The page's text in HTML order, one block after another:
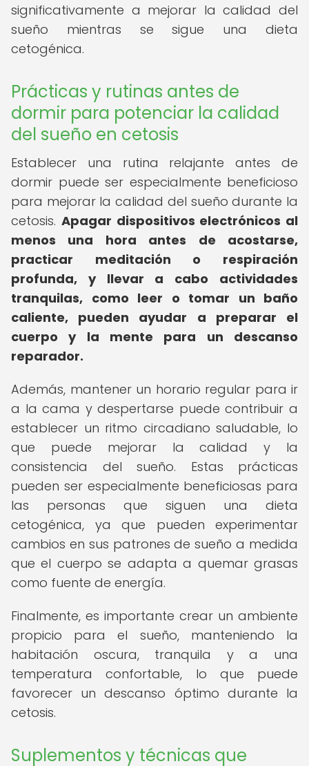
significativamente a mejorar la calidad del
sueño mientras se sigue una dieta
cetogénica.
Prácticas y rutinas antes de
dormir para potenciar la calidad
del sueño en cetosis
Establecer una rutina relajante antes de
dormir puede ser especialmente beneficioso
para mejorar la calidad del sueño durante la
cetosis. Apagar dispositivos electrónicos al
menos una hora antes de acostarse,
practicar meditación o respiración
profunda, y llevar a cabo actividades
tranquilas, como leer o tomar un baño
caliente, pueden ayudar a preparar el
cuerpo y la mente para un descanso
reparador.
Además, mantener un horario regular para ir
a la cama y despertarse puede contribuir a
establecer un ritmo circadiano saludable, lo
que puede mejorar la calidad y la
consistencia del sueño. Estas prácticas
pueden ser especialmente beneficiosas para
las personas que siguen una dieta
cetogénica, ya que pueden experimentar
cambios en sus patrones de sueño a medida
que el cuerpo se adapta a quemar grasas
como fuente de energía.
Finalmente, es importante crear un ambiente
propicio para el sueño, manteniendo la
habitación oscura, tranquila y a una
temperatura confortable, lo que puede
favorecer un descanso óptimo durante la
cetosis.
Suplementos y técnicas que